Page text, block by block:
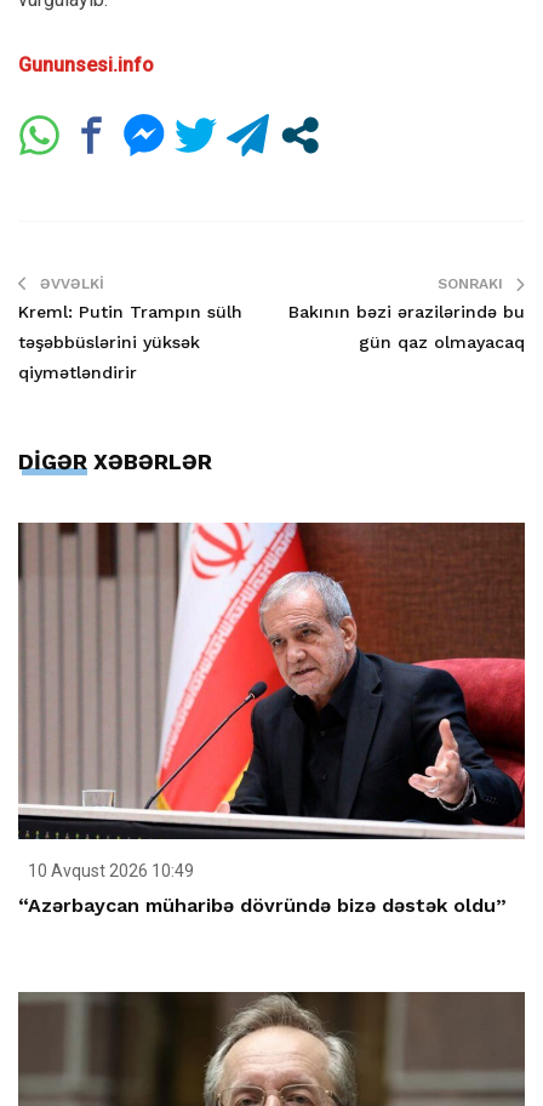
Gununsesi.info
ƏVVƏLKI
Kreml: Putin Trampın sülh
təşəbbüslərini yüksək
qiymətləndirir
SONRAKI
Bakının bəzi ərazilərində bu
gün qaz olmayacaq
DİGƏR XƏBƏRLƏR
10 Avqust 2026 10:49
“Azərbaycan müharibə dövründə bizə dəstək oldu”